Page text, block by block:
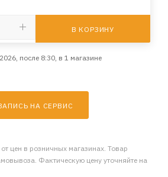
В КОРЗИНУ
после 8:30, в 1 магазине
НА СЕРВИС
цен в розничных магазинах. Товар
Фактическую цену уточняйте на